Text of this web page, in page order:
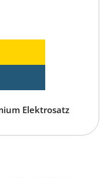
Elektrosatz